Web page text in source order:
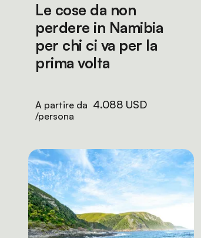
Le cose da non
perdere in Namibia
per chi ci va per la
prima volta
A partire da 4.088 USD
/persona